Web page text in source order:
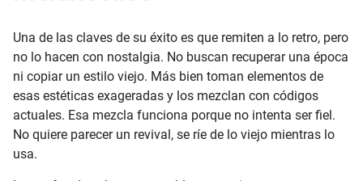
Una de las claves de su éxito es que remiten a lo retro, pero
no lo hacen con nostalgia. No buscan recuperar una época
ni copiar un estilo viejo. Más bien toman elementos de
esas estéticas exageradas y los mezclan con códigos
actuales. Esa mezcla funciona porque no intenta ser fiel.
No quiere parecer un revival, se ríe de lo viejo mientras lo
usa.